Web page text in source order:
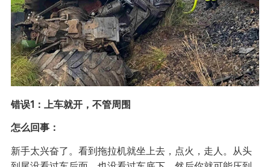
错误1：上车就开，不管周围
怎么回事：
新手太兴奋了。看到拖拉机就坐上去，点火，走人。从头